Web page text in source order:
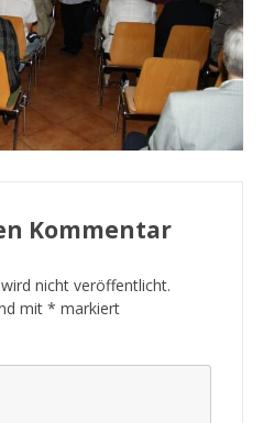
Kommentar
nicht veröffentlicht.
mit * markiert